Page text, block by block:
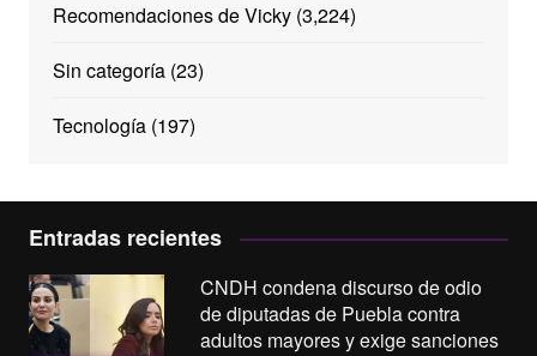
Recomendaciones de Vicky(3,224)
Sin categoría(23)
Tecnología(197)
Entradas recientes
CNDH condena discurso de odio
de diputadas de Puebla contra
adultos mayores y exige sanciones